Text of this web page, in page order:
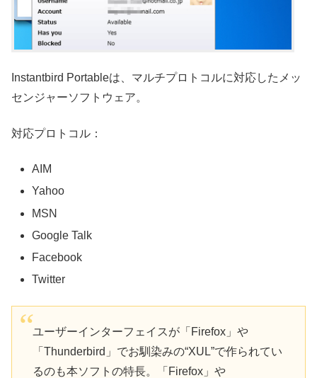
Instantbird Portableは、マルチプロトコルに対応したメッ
センジャーソフトウェア。
対応プロトコル：
AIM
Yahoo
MSN
Google Talk
Facebook
Twitter
ユーザーインターフェイスが「Firefox」や
「Thunderbird」でお馴染みの“XUL”で作られてい
るのも本ソフトの特長。「Firefox」や